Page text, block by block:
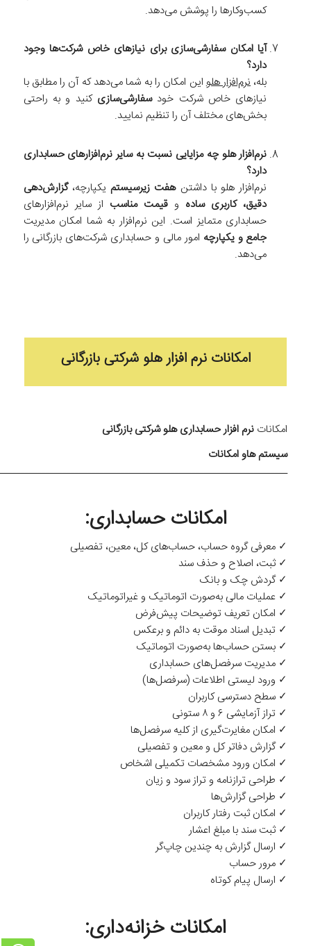
کسب‌وکارها را پوشش می‌دهد.
آیا امکان سفارشی‌سازی برای نیازهای خاص شرکت‌ها وجود
دارد؟
بله،نرم‌افزار هلواین امکان را به شما می‌دهد که آن را مطابق با
نیازهای خاص شرکت خودسفارشی‌سازی کنید و به راحتی
بخش‌های مختلف آن را تنظیم نمایید.
نرم‌افزار هلو چه مزایایی نسبت به سایر نرم‌افزارهای حسابداری
دارد؟
نرم‌افزار هلو با داشتنهفت زیرسیستم یکپارچه،گزارش‌دهی
دقیق، کاربری ساده و قیمت مناسب از سایر نرم‌افزارهای
حسابداری متمایز است. این نرم‌افزار به شما امکان مدیریت
جامع و یکپارچه امور مالی و حسابداری شرکت‌های بازرگانی را
می‌دهد.
امکانات نرم افزار هلو شرکتی بازرگانی
امکانات نرم افزار حسابداری هلو شرکتی بازرگانی
سیستم هاو امکانات
امکانات حسابداری:
✓ معرفی گروه حساب، ‌‌حساب‌های کل، معین، ‌تفصیلی
✓ ثبت، ‌اصلاح و حذف سند
✓ گردش چک و بانک
✓ عملیات مالی به‌صورت اتوماتیک و غیراتوماتیک
✓ امکان تعریف توضیحات ‌پیش‌فرض
✓ تبدیل اسناد موقت به دائم و ‌برعکس
✓ بستن ‌حساب‌ها به‌صورت اتوماتیک
✓ مدیریت ‌سرفصل‌های حسابداری
✓ ورود لیستی اطلاعات (‌سرفصل‌ها)
✓ سطح دسترسی کاربران
✓ تراز آزمایشی ۶ و ۸ ستونی
✓ امکان مغایرت‌گیری از کلیه ‌سرفصل‌ها
✓ گزارش دفاتر کل و معین و تفصیلی
✓ امکان ورود مشخصات تکمیلی اشخاص
✓ طراحی ترازنامه و ‌تراز سود و زیان
✓ طراحی ‌‌گزارش‌ها
✓ امکان ثبت رفتار کاربران
✓ ثبت سند با مبلغ اعشار
✓ ارسال گزارش به چندین چاپ‌گر
✓ مرور حساب
✓ ارسال پیام کوتاه
امکانات خزانه‌داری: